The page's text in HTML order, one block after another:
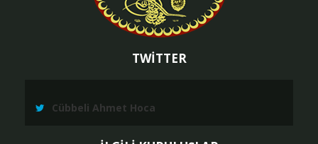
TWİTTER
Cübbeli Ahmet Hoca